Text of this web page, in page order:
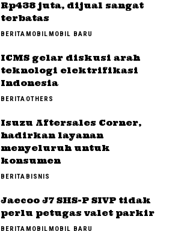
Rp438 juta, dijual sangat
terbatas
BERITAMOBILMOBIL BARU
ICMS gelar diskusi arah
teknologi elektrifikasi
Indonesia
BERITAOTHERS
Isuzu Aftersales Corner,
hadirkan layanan
menyeluruh untuk
konsumen
BERITABISNIS
Jaecoo J7 SHS-P SIVP tidak
perlu petugas valet parkir
BERITAMOBILMOBIL BARU